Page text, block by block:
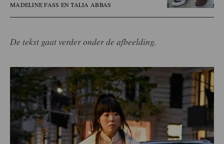
MADELINE FASS EN TALIA ABBAS
De tekst gaat verder onder de afbeelding.